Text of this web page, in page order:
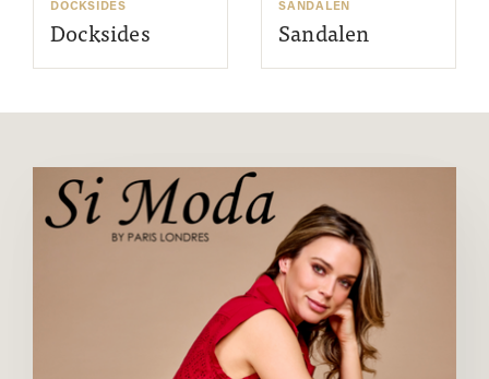
DOCKSIDES
Docksides
SANDALEN
Sandalen